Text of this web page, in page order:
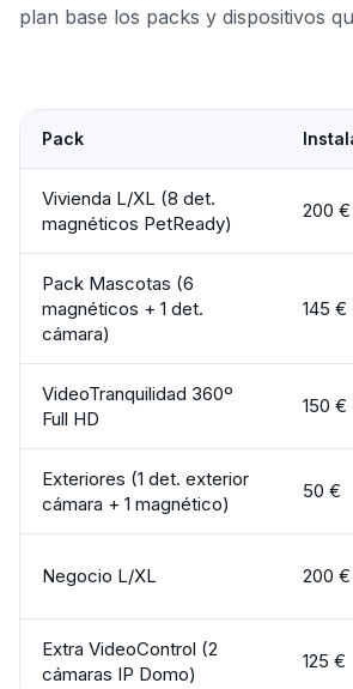
plan base los packs y dispositivos
Pack
Vivienda L/XL (8 det.
magnéticos PetReady)
200 €
Pack Mascotas (6
magnéticos + 1 det.
cámara)
145 €
VideoTranquilidad 360º
Full HD
150 €
Exteriores (1 det. exterior
cámara + 1 magnético)
50 €
Negocio L/XL 200 €
Extra VideoControl (2
cámaras IP Domo)
125 €